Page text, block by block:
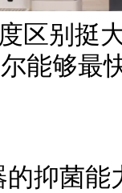
区别挺
能够最
的抑菌